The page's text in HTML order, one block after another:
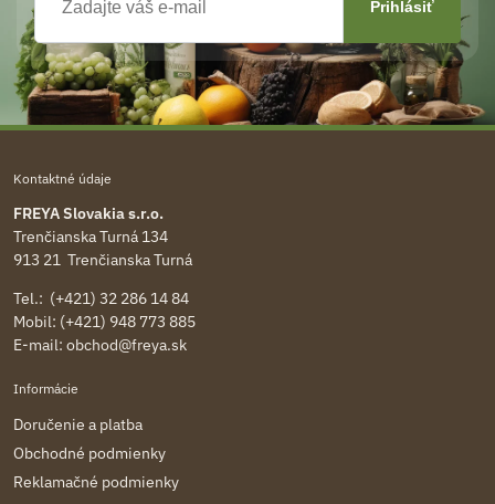
Kontaktné údaje
FREYA Slovakia s.r.o.
Trenčianska Turná 134
913 21 Trenčianska Turná
Tel.: (+421) 32 286 14 84
Mobil: (+421) 948 773 885
E-mail: obchod@freya.sk
Informácie
Doručenie a platba
Obchodné podmienky
Reklamačné podmienky